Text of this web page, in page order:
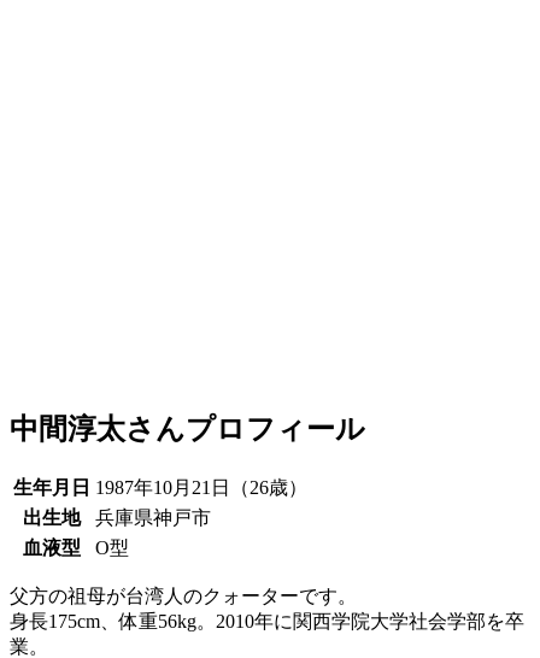
中間淳太さんプロフィール
生年月日 1987年10月21日（26歳）
出生地
兵庫県神戸市
血液型
O型
父方の祖母が台湾人のクォーターです。
身長175cm、体重56kg。2010年に関西学院大学社会学部を卒
業。